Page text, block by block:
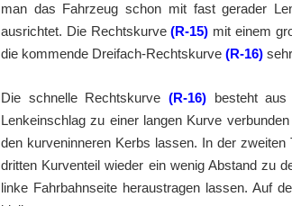
man das Fahrzeug schon mit fast gerader
ausrichtet. Die Rechtskurve(R-15) mit einem
die kommende Dreifach-Rechtskurve (R-16)
Die schnelle Rechtskurve(R-16) besteht aus
Lenkeinschlag zu einer langen Kurve
den kurveninneren Kerbs lassen. In der
dritten Kurventeil wieder ein wenig Abstand zu
linke Fahrbahnseite heraustragen lassen. Auf